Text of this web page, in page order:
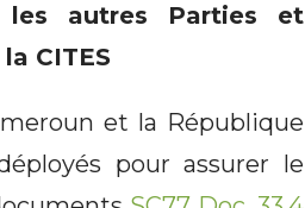
autres Parties et
CITES
et la République
pour assurer le